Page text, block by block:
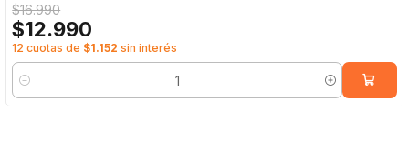
$16.990
$12.990
12 cuotas de $1.152 sin interés
Cantidad